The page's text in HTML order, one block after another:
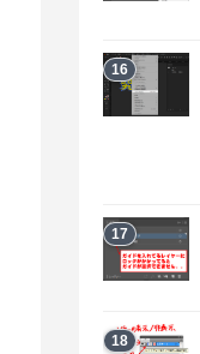
16
17
18